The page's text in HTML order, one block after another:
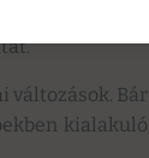
a
változások. Bár
kialakuló